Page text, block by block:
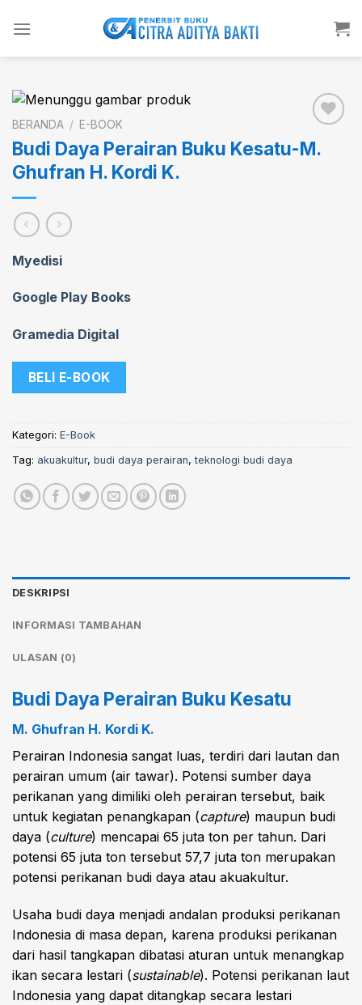
BERANDA / E-BOOK
Budi Daya Perairan Buku Kesatu-M.
Ghufran H. Kordi K.
Myedisi
Google Play Books
Gramedia Digital
BELI E-BOOK
Kategori: E-Book
Tag: akuakultur, budi daya perairan,teknologi budi daya
DESKRIPSI
INFORMASI TAMBAHAN
ULASAN (0)
Budi Daya Perairan Buku Kesatu
M. Ghufran H. Kordi K.
Perairan Indonesia sangat luas, terdiri dari lautan dan
perairan umum (air tawar). Potensi sumber daya
perikanan yang dimiliki oleh perairan tersebut, baik
untuk kegiatan penangkapan (capture) maupun budi
daya (culture) mencapai 65 juta ton per tahun. Dari
potensi 65 juta ton tersebut 57,7 juta ton merupakan
potensi perikanan budi daya atau akuakultur.
Usaha budi daya menjadi andalan produksi perikanan
Indonesia di masa depan, karena produksi perikanan
dari hasil tangkapan dibatasi aturan untuk menangkap
ikan secara lestari (sustainable). Potensi perikanan laut
Indonesia yang dapat ditangkap secara lestari